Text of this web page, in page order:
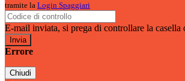
tramite la Login Spaggiari
E-mail inviata, si prega di controllare la casella
Errore
Chiudi